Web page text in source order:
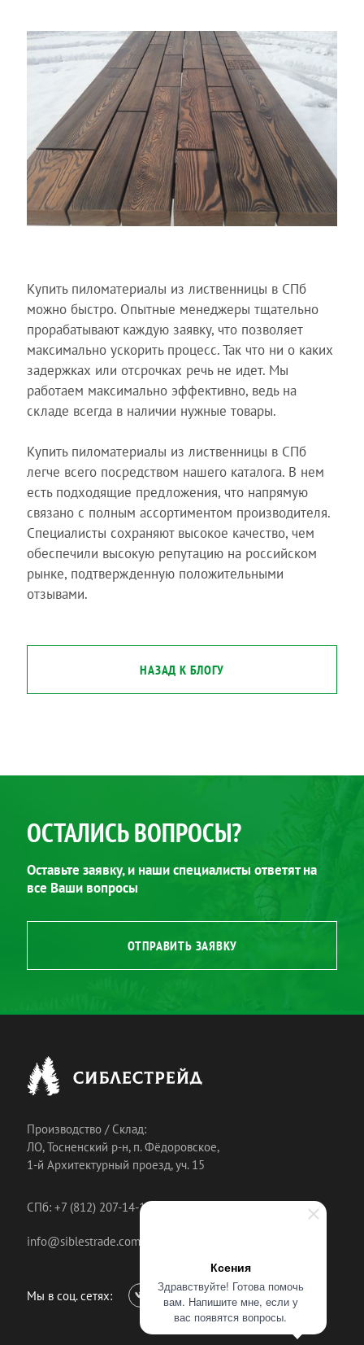
Ксения
Здравствуйте! Готова помочь
вам. Напишите мне, если у
вас появятся вопросы.
Купить пиломатериалы из лиственницы в СПб
можно быстро. Опытные менеджеры тщательно
прорабатывают каждую заявку, что позволяет
максимально ускорить процесс. Так что ни о каких
задержках или отсрочках речь не идет. Мы
работаем максимально эффективно, ведь на
складе всегда в наличии нужные товары.
Купить пиломатериалы из лиственницы в СПб
легче всего посредством нашего каталога. В нем
есть подходящие предложения, что напрямую
связано с полным ассортиментом производителя.
Специалисты сохраняют высокое качество, чем
обеспечили высокую репутацию на российском
рынке, подтвержденную положительными
отзывами.
НАЗАД К БЛОГУ
ОСТАЛИСЬ ВОПРОСЫ?
Оставьте заявку, и наши специалисты ответят на
все Ваши вопросы
ОТПРАВИТЬ ЗАЯВКУ
Производство / Склад:
ЛО, Тосненский р-н, п. Фёдоровское,
1-й Архитектурный проезд, уч. 15
СПб: +7 (812) 207-14-18
info@siblestrade.com
Мы в соц. сетях: